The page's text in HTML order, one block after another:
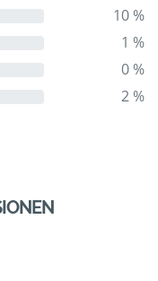
10 %
1 %
0 %
2 %